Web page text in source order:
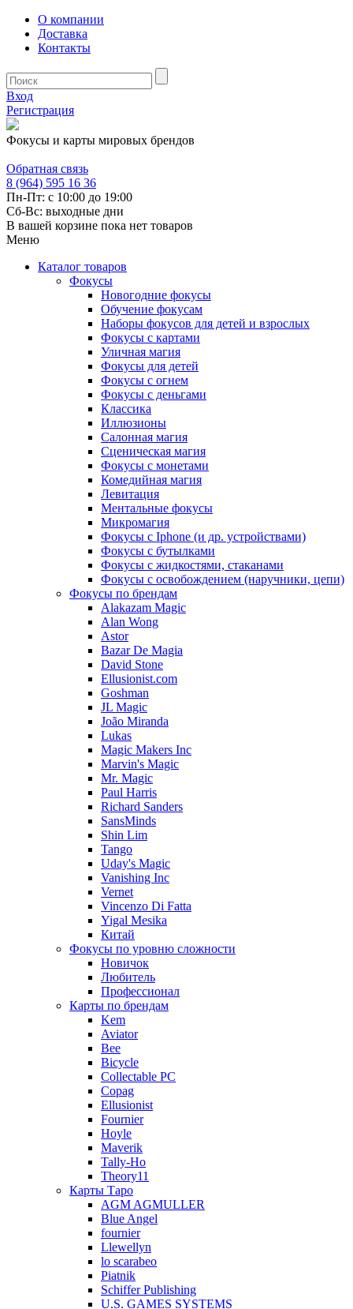
О компании
Доставка
Контакты
Вход
Регистрация
Фокусы и карты мировых брендов
Обратная связь
8 (964) 595 16 36
Пн-Пт: с 10:00 до 19:00
Сб-Вс: выходные дни
В вашей корзине пока нет товаров
Меню
Каталог товаров
Фокусы
Новогодние фокусы
Обучение фокусам
Наборы фокусов для детей и взрослых
Фокусы с картами
Уличная магия
Фокусы для детей
Фокусы с огнем
Фокусы с деньгами
Классика
Иллюзионы
Салонная магия
Сценическая магия
Фокусы с монетами
Комедийная магия
Левитация
Ментальные фокусы
Микромагия
Фокусы с Iphone (и др. устройствами)
Фокусы с бутылками
Фокусы с жидкостями, стаканами
Фокусы с освобождением (наручники, цепи)
Фокусы по брендам
Alakazam Magic
Alan Wong
Astor
Bazar De Magia
David Stone
Ellusionist.com
Goshman
JL Magic
João Miranda
Lukas
Magic Makers Inc
Marvin's Magic
Mr. Magic
Paul Harris
Richard Sanders
SansMinds
Shin Lim
Tango
Uday's Magic
Vanishing Inc
Vernet
Vincenzo Di Fatta
Yigal Mesika
Китай
Фокусы по уровню сложности
Новичок
Любитель
Профессионал
Карты по брендам
Kem
Aviator
Bee
Bicycle
Collectable PC
Copag
Ellusionist
Fournier
Hoyle
Maverik
Tally-Ho
Theory11
Карты Таро
AGM AGMULLER
Blue Angel
fournier
Llewellyn
lo scarabeo
Piatnik
Schiffer Publishing
U.S. GAMES SYSTEMS